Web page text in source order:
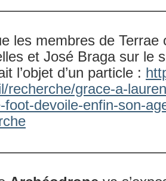
les membres de
et José Braga sur le
l’objet d’un particle :
recherche/grace-a-
foot-devoile-enfin-son-